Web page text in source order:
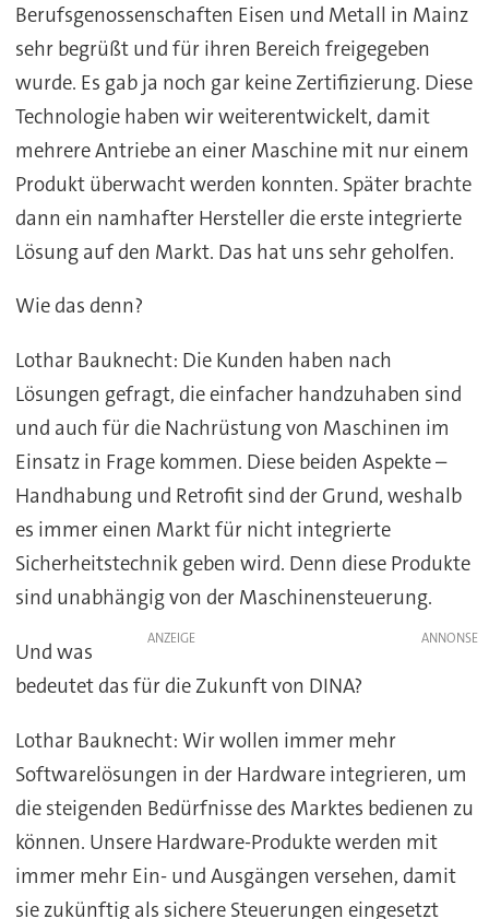
Berufsgenossenschaften Eisen und Metall in Mainz
sehr begrüßt und für ihren Bereich freigegeben
wurde. Es gab ja noch gar keine Zertifizierung. Diese
Technologie haben wir weiterentwickelt, damit
mehrere Antriebe an einer Maschine mit nur einem
Produkt überwacht werden konnten. Später brachte
dann ein namhafter Hersteller die erste integrierte
Lösung auf den Markt. Das hat uns sehr geholfen.
Wie das denn?
Lothar Bauknecht: Die Kunden haben nach
Lösungen gefragt, die einfacher handzuhaben sind
und auch für die Nachrüstung von Maschinen im
Einsatz in Frage kommen. Diese beiden Aspekte –
Handhabung und Retrofit sind der Grund, weshalb
es immer einen Markt für nicht integrierte
Sicherheitstechnik geben wird. Denn diese Produkte
sind unabhängig von der Maschinensteuerung.
ANZEIGE
Und was
bedeutet das für die Zukunft von DINA?
Lothar Bauknecht: Wir wollen immer mehr
Softwarelösungen in der Hardware integrieren, um
die steigenden Bedürfnisse des Marktes bedienen zu
können. Unsere Hardware-Produkte werden mit
immer mehr Ein- und Ausgängen versehen, damit
sie zukünftig als sichere Steuerungen eingesetzt